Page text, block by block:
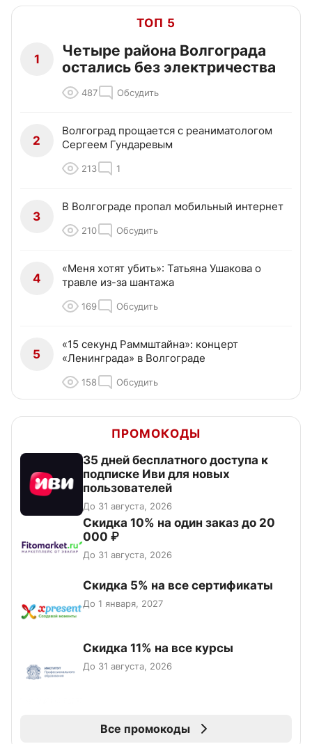
ТОП 5
1
Четыре района Волгограда
остались без электричества
487 Обсудить
2
Волгоград прощается с реаниматологом
Сергеем Гундаревым
213 1
3
В Волгограде пропал мобильный интернет
210 Обсудить
4
«Меня хотят убить»: Татьяна Ушакова о
травле из-за шантажа
169 Обсудить
5
«15 секунд Раммштайна»: концерт
«Ленинграда» в Волгограде
158 Обсудить
ПРОМОКОДЫ
35 дней бесплатного доступа к
подписке Иви для новых
пользователей
До 31 августа, 2026
Скидка 10% на один заказ до 20
000 ₽
До 31 августа, 2026
Скидка 5% на все сертификаты
До 1 января, 2027
Скидка 11% на все курсы
До 31 августа, 2026
Все промокоды